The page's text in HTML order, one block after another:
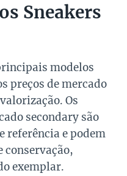
Sneakers
modelos
preços de mercado
Os
secondary são
referência e podem
conservação,
exemplar.